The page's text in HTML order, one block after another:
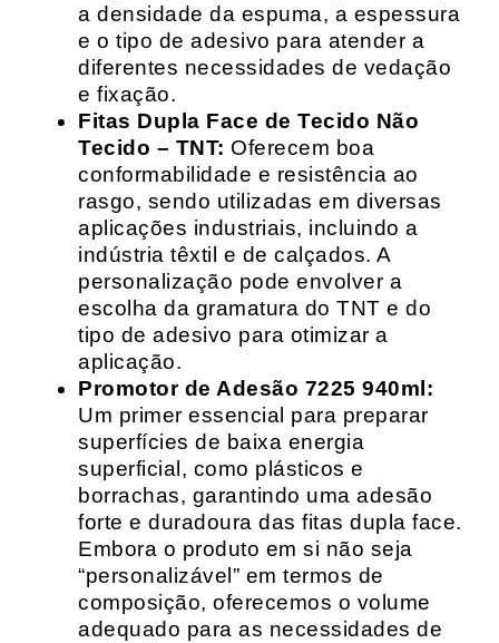
a densidade da espuma, a espessura
e o tipo de adesivo para atender a
diferentes necessidades de vedação
e fixação.
Fitas Dupla Face de Tecido Não
Tecido – TNT: Oferecem boa
conformabilidade e resistência ao
rasgo, sendo utilizadas em diversas
aplicações industriais, incluindo a
indústria têxtil e de calçados. A
personalização pode envolver a
escolha da gramatura do TNT e do
tipo de adesivo para otimizar a
aplicação.
Promotor de Adesão 7225 940ml:
Um primer essencial para preparar
superfícies de baixa energia
superficial, como plásticos e
borrachas, garantindo uma adesão
forte e duradoura das fitas dupla face.
Embora o produto em si não seja
“personalizável” em termos de
composição, oferecemos o volume
adequado para as necessidades de